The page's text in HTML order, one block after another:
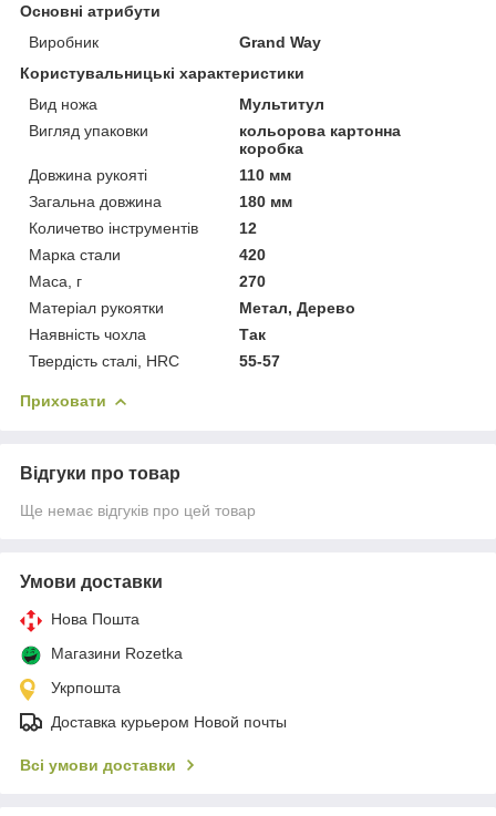
Основні атрибути
Виробник
Grand Way
Користувальницькі характеристики
Вид ножа
Мультитул
Вигляд упаковки
кольорова картонна
коробка
Довжина рукояті
110 мм
Загальна довжина
180 мм
Количетво інструментів
12
Марка стали
420
Маса, г
270
Матеріал рукоятки
Метал, Дерево
Наявність чохла
Так
Твердість сталі, HRC
55-57
Приховати
Відгуки про товар
Ще немає відгуків про цей товар
Умови доставки
Нова Пошта
Магазини Rozetka
Укрпошта
Доставка курьером Новой почты
Всі умови доставки